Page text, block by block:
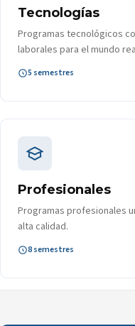
Tecnologías
Programas tecnológicos
laborales para el mundo
5 semestres
Profesionales
Programas profesionales
alta calidad.
8 semestres